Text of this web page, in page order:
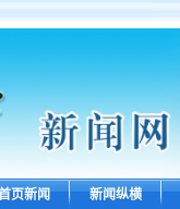
页新闻 新闻纵横